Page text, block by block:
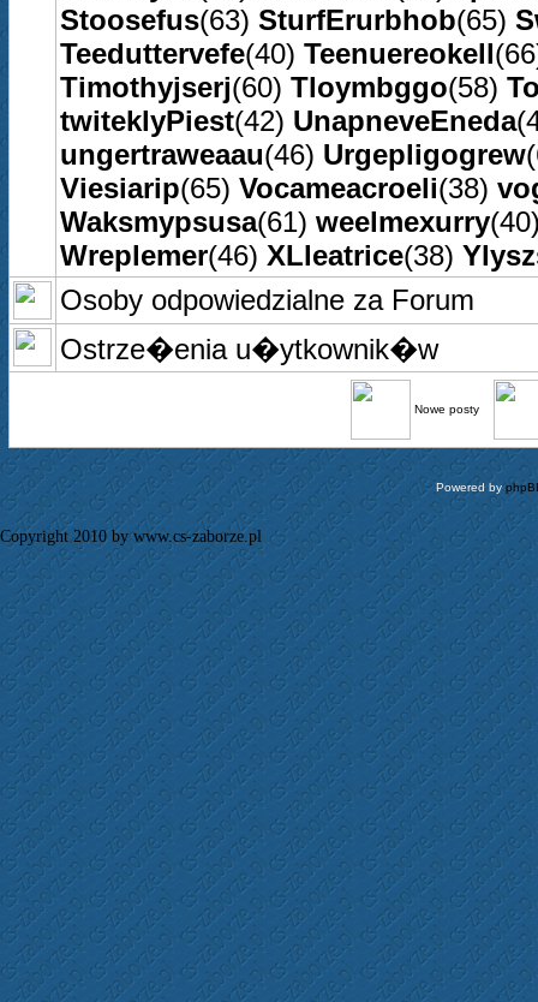
Stoosefus(63) SturfErurbhob(65)
Teeduttervefe(40) Teenuereokell
Timothyjserj(60) Tloymbggo(58)
twiteklyPiest(42) UnapneveEneda
ungertraweaau(46) Urgepligogrew
Viesiarip(65) Vocameacroeli(38)
Waksmypsusa(61) weelmexurry
Wreplemer(46) XLleatrice(38)
Osoby odpowiedzialne za Forum
Ostrze�enia u�ytkownik�w
Nowe posty
Powered by
Copyright 2010 by www.cs-zaborze.pl